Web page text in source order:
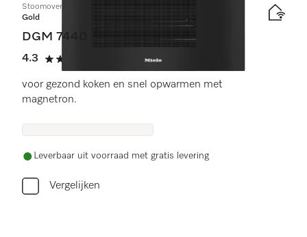
Stoomoven met magnetron
Gold
DGM 7440
4.3
4.3 sterren op 5
(3 beoordelingen)
voor gezond koken en snel opwarmen met
magnetron.
Leverbaar uit voorraad met gratis levering
Vergelijken